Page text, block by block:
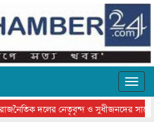
দলের নেতৃবৃন্দ ও সুধীজনদের সাথে